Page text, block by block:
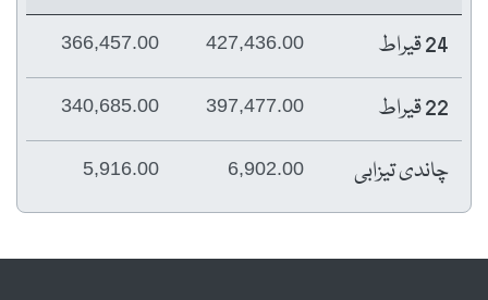
24 قیراط
427,436.00
366,457.00
22 قیراط 397,477.00
340,685.00
چاندی تیزابی 6,902.00
5,916.00